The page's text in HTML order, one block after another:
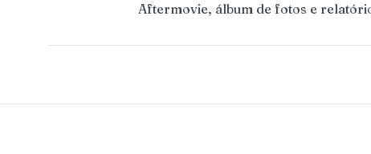
Aftermovie, álbum de fotos e